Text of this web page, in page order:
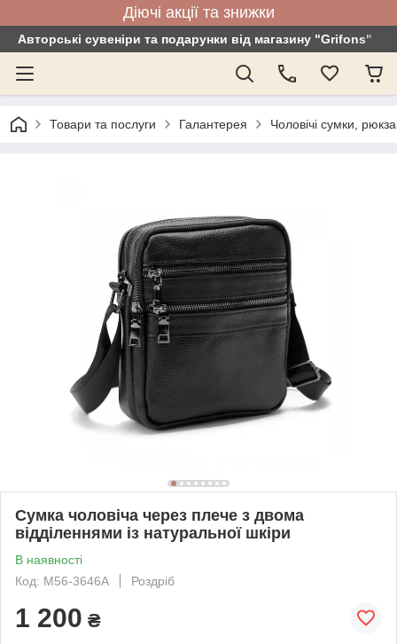
Діючі акції та знижки
Авторські сувеніри та подарунки від магазину "Grifons"
Товари та послуги Галантерея Чоловічі сумки,
Сумка чоловіча через плече з двома
відділеннями із натуральної шкіри
В наявності
Код: M56-3646A
Роздріб
1 200 ₴